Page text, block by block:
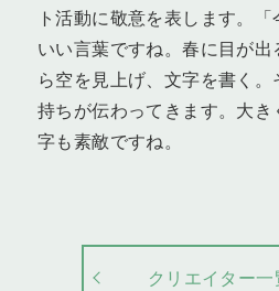
ト活動に敬意を表します。「
いい言葉ですね。春に目が
ら空を見上げ、文字を書く
持ちが伝わってきます。大
字も素敵ですね。
クリエイター